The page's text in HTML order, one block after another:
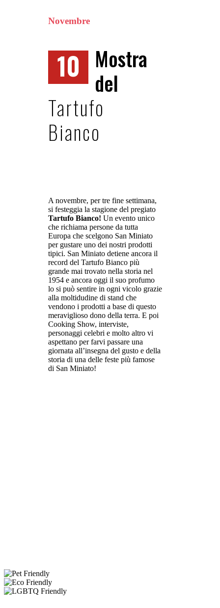
Novembre
10 Mostra
del
Tartufo
Bianco
A novembre, per tre fine settimana,
si festeggia la stagione del pregiato
Tartufo Bianco! Un evento unico
che richiama persone da tutta
Europa che scelgono San Miniato
per gustare uno dei nostri prodotti
tipici. San Miniato detiene ancora il
record del Tartufo Bianco più
grande mai trovato nella storia nel
1954 e ancora oggi il suo profumo
lo si può sentire in ogni vicolo grazie
alla moltidudine di stand che
vendono i prodotti a base di questo
meraviglioso dono della terra. E poi
Cooking Show, interviste,
personaggi celebri e molto altro vi
aspettano per farvi passare una
giornata all’insegna del gusto e della
storia di una delle feste più famose
di San Miniato!